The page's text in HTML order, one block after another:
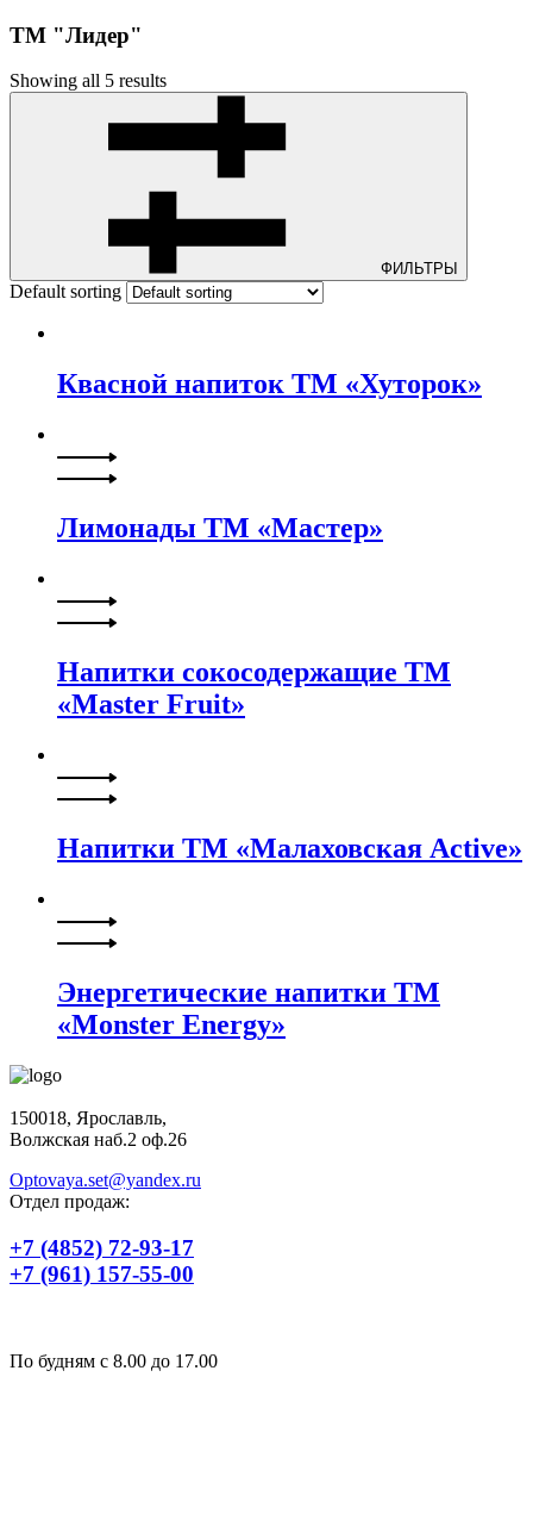
ТМ "Лидер"
Showing all 5 results
ФИЛЬТРЫ
Default sorting
Квасной напиток ТМ «Хуторок»
Лимонады ТМ «Мастер»
Напитки сокосодержащие ТМ
«Master Fruit»
Напитки ТМ «Малаховская Active»
Энергетические напитки ТМ
«Monster Energy»
150018, Ярославль,
Волжская наб.2 оф.26
Optovaya.set@yandex.ru
Отдел продаж:
+7 (4852) 72-93-17
+7 (961) 157-55-00
По будням c 8.00 до 17.00